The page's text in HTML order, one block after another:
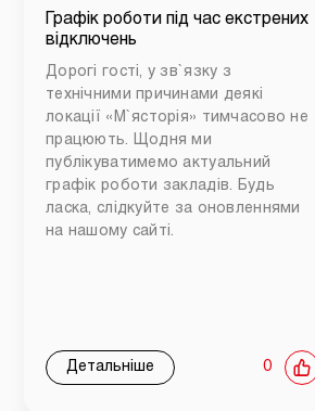
Графік роботи під час екстрених
відключень
Дорогі гості, у зв`язку з
технічними причинами деякі
локації «М`ясторія» тимчасово не
працюють. Щодня ми
публікуватимемо актуальний
графік роботи закладів. Будь
ласка, слідкуйте за оновленнями
на нашому сайті.
Детальніше 0